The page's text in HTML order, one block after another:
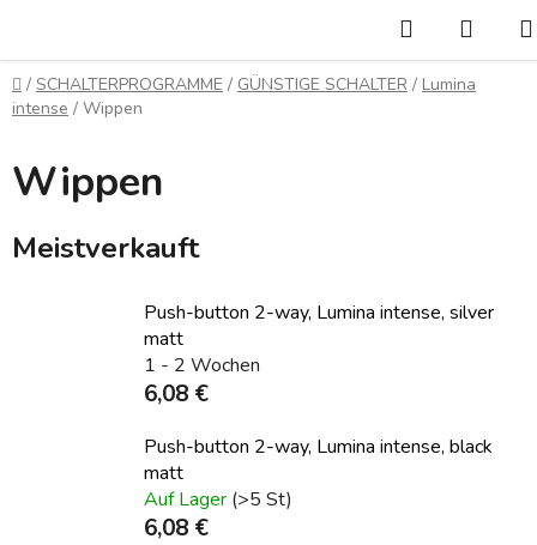
springen
Suchen
Startseite
/ SCHALTERPROGRAMME / GÜNSTIGE SCHALTER / Lumina
intense / Wippen
Wippen
Meistverkauft
Push-button 2-way, Lumina intense, silver
matt
1 - 2 Wochen
6,08 €
Push-button 2-way, Lumina intense, black
matt
Auf Lager (>5 St)
6,08 €